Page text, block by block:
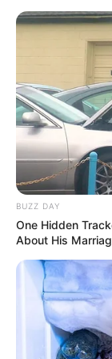
TEMAS
KALETH
ACTIVAR
TEMAS
BUZZ DAY
One Hidden
About His